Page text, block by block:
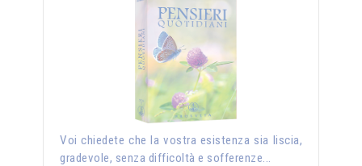
Voi chiedete che la vostra esistenza sia liscia,
gradevole, senza difficoltà e sofferenze...